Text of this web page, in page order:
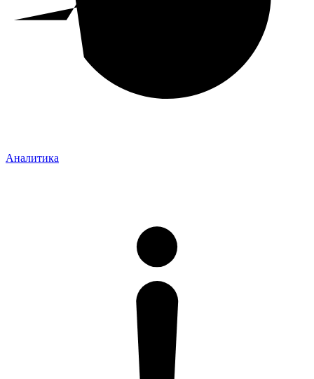
Аналитика